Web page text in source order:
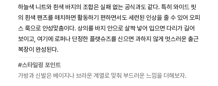
하늘색 니트와 흰색 바지의 조합은 실패 없는 공식과도 같다. 특히 와이드 핏
의 흰색 팬츠를 매치하면 활동하기 편하면서도 세련된 인상을 줄 수 있어 오피
스 룩으로 안성맞춤이다. 상의를 바지 안으로 살짝 넣어 입으면 다리가 길어
보이고, 여기에 로퍼나 단정한 플랫슈즈를 신으면 과하지 않게 멋스러운 출근
복장이 완성된다.
#스타일링 포인트
가방과 신발은 베이지나 브라운 계열로 맞춰 부드러운 느낌을 더해보자.